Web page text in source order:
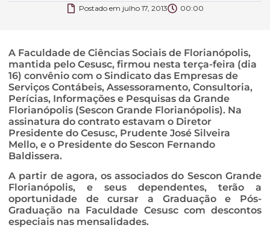
Postado em julho 17, 2013 00:00
A Faculdade de Ciências Sociais de Florianópolis,
mantida pelo Cesusc, firmou nesta terça-feira (dia
16) convênio com o Sindicato das Empresas de
Serviços Contábeis, Assessoramento, Consultoria,
Perícias, Informações e Pesquisas da Grande
Florianópolis (Sescon Grande Florianópolis). Na
assinatura do contrato estavam o Diretor
Presidente do Cesusc, Prudente José Silveira
Mello, e o Presidente do Sescon Fernando
Baldissera.
A partir de agora, os associados do Sescon Grande
Florianópolis, e seus dependentes, terão a
oportunidade de cursar a Graduação e Pós-
Graduação na Faculdade Cesusc com descontos
especiais nas mensalidades.